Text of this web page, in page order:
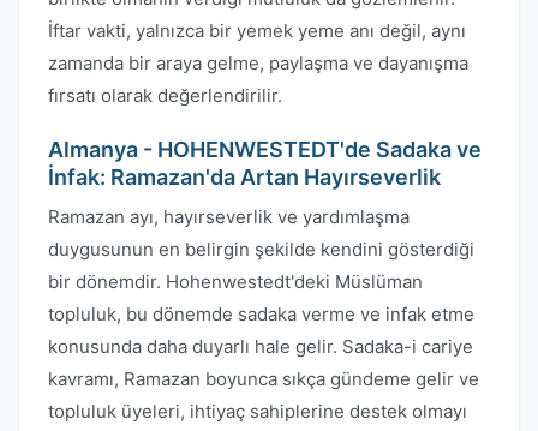
İftar vakti, yalnızca bir yemek yeme anı değil, aynı
zamanda bir araya gelme, paylaşma ve dayanışma
fırsatı olarak değerlendirilir.
Almanya - HOHENWESTEDT'de Sadaka ve
İnfak: Ramazan'da Artan Hayırseverlik
Ramazan ayı, hayırseverlik ve yardımlaşma
duygusunun en belirgin şekilde kendini gösterdiği
bir dönemdir. Hohenwestedt'deki Müslüman
topluluk, bu dönemde sadaka verme ve infak etme
konusunda daha duyarlı hale gelir. Sadaka-i cariye
kavramı, Ramazan boyunca sıkça gündeme gelir ve
topluluk üyeleri, ihtiyaç sahiplerine destek olmayı